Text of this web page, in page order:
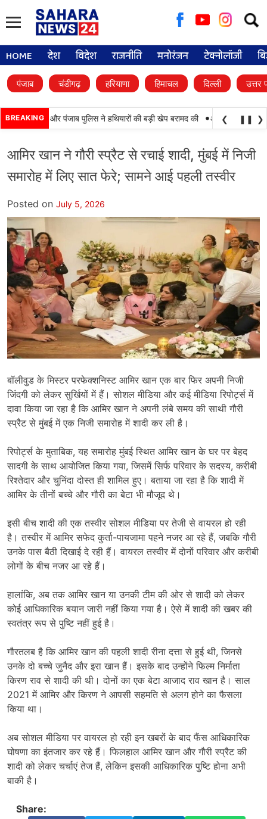
for:
HOME देश विदेश राजनीति मनोरंजन टेक्नोलॉजी
पंजाब चंडीगढ़ हरियाणा हिमाचल दिल्ली उत्तर
BREAKINGBSF और पंजाब पुलिस ने हथियारों की बड़ी खेप बरामद की • अमन अरोड़ा ने
❮ ❚❚ ❯
आमिर खान ने गौरी स्प्रैट से रचाई शादी, मुंबई में निजी
समारोह में लिए सात फेरे; सामने आई पहली तस्वीर
Posted on July 5, 2026
बॉलीवुड के मिस्टर परफेक्शनिस्ट आमिर खान एक बार फिर अपनी निजी
जिंदगी को लेकर सुर्खियों में हैं। सोशल मीडिया और कई मीडिया रिपोर्ट्स में
दावा किया जा रहा है कि आमिर खान ने अपनी लंबे समय की साथी गौरी
स्प्रैट से मुंबई में एक निजी समारोह में शादी कर ली है।
रिपोर्ट्स के मुताबिक, यह समारोह मुंबई स्थित आमिर खान के घर पर बेहद
सादगी के साथ आयोजित किया गया, जिसमें सिर्फ परिवार के सदस्य, करीबी
रिश्तेदार और चुनिंदा दोस्त ही शामिल हुए। बताया जा रहा है कि शादी में
आमिर के तीनों बच्चे और गौरी का बेटा भी मौजूद थे।
इसी बीच शादी की एक तस्वीर सोशल मीडिया पर तेजी से वायरल हो रही
है। तस्वीर में आमिर सफेद कुर्ता-पायजामा पहने नजर आ रहे हैं, जबकि गौरी
उनके पास बैठी दिखाई दे रही हैं। वायरल तस्वीर में दोनों परिवार और करीबी
लोगों के बीच नजर आ रहे हैं।
हालांकि, अब तक आमिर खान या उनकी टीम की ओर से शादी को लेकर
कोई आधिकारिक बयान जारी नहीं किया गया है। ऐसे में शादी की खबर की
स्वतंत्र रूप से पुष्टि नहीं हुई है।
गौरतलब है कि आमिर खान की पहली शादी रीना दत्ता से हुई थी, जिनसे
उनके दो बच्चे जुनैद और इरा खान हैं। इसके बाद उन्होंने फिल्म निर्माता
किरण राव से शादी की थी। दोनों का एक बेटा आजाद राव खान है। साल
2021 में आमिर और किरण ने आपसी सहमति से अलग होने का फैसला
किया था।
अब सोशल मीडिया पर वायरल हो रही इन खबरों के बाद फैंस आधिकारिक
घोषणा का इंतजार कर रहे हैं। फिलहाल आमिर खान और गौरी स्प्रैट की
शादी को लेकर चर्चाएं तेज हैं, लेकिन इसकी आधिकारिक पुष्टि होना अभी
बाकी है।
Share: